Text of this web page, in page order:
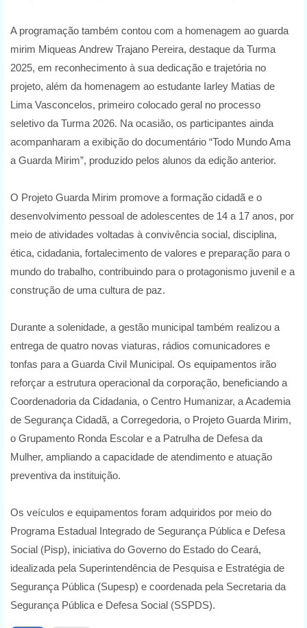
A programação também contou com a homenagem ao guarda
mirim Miqueas Andrew Trajano Pereira, destaque da Turma
2025, em reconhecimento à sua dedicação e trajetória no
projeto, além da homenagem ao estudante Iarley Matias de
Lima Vasconcelos, primeiro colocado geral no processo
seletivo da Turma 2026. Na ocasião, os participantes ainda
acompanharam a exibição do documentário “Todo Mundo Ama
a Guarda Mirim”, produzido pelos alunos da edição anterior.
O Projeto Guarda Mirim promove a formação cidadã e o
desenvolvimento pessoal de adolescentes de 14 a 17 anos, por
meio de atividades voltadas à convivência social, disciplina,
ética, cidadania, fortalecimento de valores e preparação para o
mundo do trabalho, contribuindo para o protagonismo juvenil e a
construção de uma cultura de paz.
Durante a solenidade, a gestão municipal também realizou a
entrega de quatro novas viaturas, rádios comunicadores e
tonfas para a Guarda Civil Municipal. Os equipamentos irão
reforçar a estrutura operacional da corporação, beneficiando a
Coordenadoria da Cidadania, o Centro Humanizar, a Academia
de Segurança Cidadã, a Corregedoria, o Projeto Guarda Mirim,
o Grupamento Ronda Escolar e a Patrulha de Defesa da
Mulher, ampliando a capacidade de atendimento e atuação
preventiva da instituição.
Os veículos e equipamentos foram adquiridos por meio do
Programa Estadual Integrado de Segurança Pública e Defesa
Social (Pisp), iniciativa do Governo do Estado do Ceará,
idealizada pela Superintendência de Pesquisa e Estratégia de
Segurança Pública (Supesp) e coordenada pela Secretaria da
Segurança Pública e Defesa Social (SSPDS).